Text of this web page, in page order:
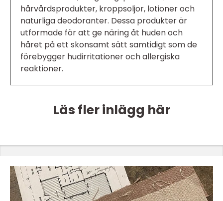
hårvårdsprodukter, kroppsoljor, lotioner och
naturliga deodoranter. Dessa produkter är
utformade för att ge näring åt huden och
håret på ett skonsamt sätt samtidigt som de
förebygger hudirritationer och allergiska
reaktioner.
Läs fler inlägg här